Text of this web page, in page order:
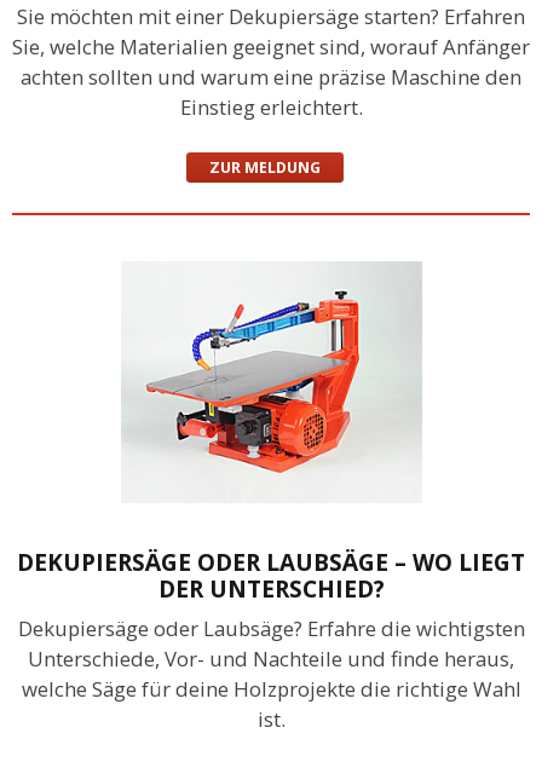
Sie möchten mit einer Dekupiersäge starten? Erfahren
Sie, welche Materialien geeignet sind, worauf Anfänger
achten sollten und warum eine präzise Maschine den
Einstieg erleichtert.
ZUR MELDUNG
DEKUPIERSÄGE ODER LAUBSÄGE – WO LIEGT
DER UNTERSCHIED?
Dekupiersäge oder Laubsäge? Erfahre die wichtigsten
Unterschiede, Vor- und Nachteile und finde heraus,
welche Säge für deine Holzprojekte die richtige Wahl
ist.